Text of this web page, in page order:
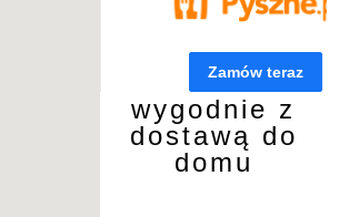
wygodnie z
dostawą do
domu